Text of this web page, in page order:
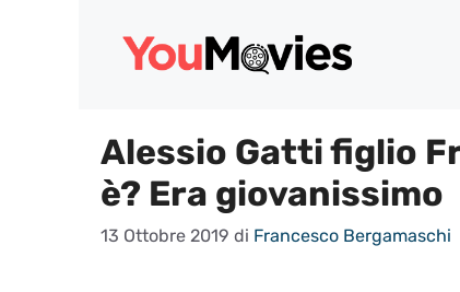
Alessio Gatti figlio
è? Era giovanissimo
13 Ottobre 2019 di Francesco Bergamaschi